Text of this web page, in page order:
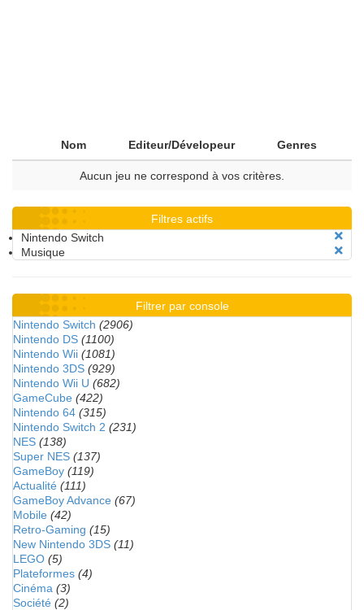
Nom Editeur/Dévelopeur Genres
Aucun jeu ne correspond à vos critères.
Filtres actifs
Nintendo Switch
Musique
Filtrer par console
Nintendo Switch (2906)
Nintendo DS (1100)
Nintendo Wii (1081)
Nintendo 3DS (929)
Nintendo Wii U (682)
GameCube (422)
Nintendo 64 (315)
Nintendo Switch 2 (231)
NES (138)
Super NES (137)
GameBoy (119)
Actualité (111)
GameBoy Advance (67)
Mobile (42)
Retro-Gaming (15)
New Nintendo 3DS (11)
LEGO (5)
Plateformes (4)
Cinéma (3)
Société (2)